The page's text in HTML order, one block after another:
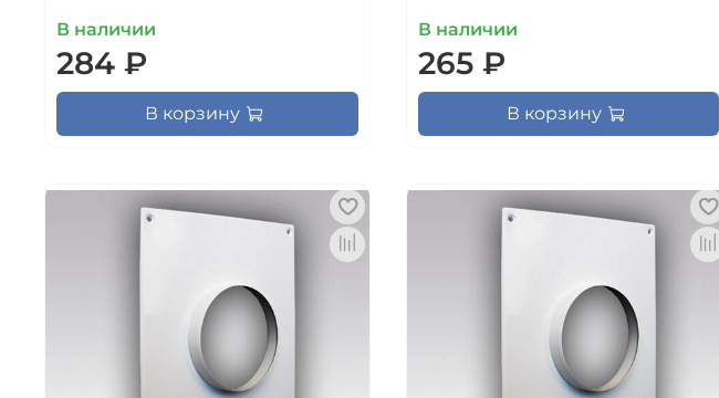
В наличии
284 ₽
В корзину
В наличии
265 ₽
В корзину